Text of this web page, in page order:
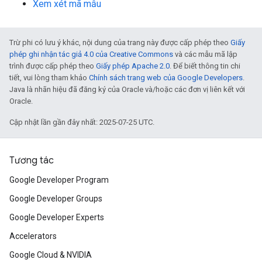
Xem xét mã mẫu
Trừ phi có lưu ý khác, nội dung của trang này được cấp phép theo Giấy
phép ghi nhận tác giả 4.0 của Creative Commons và các mẫu mã lập
trình được cấp phép theo Giấy phép Apache 2.0. Để biết thông tin chi
tiết, vui lòng tham khảo Chính sách trang web của Google Developers.
Java là nhãn hiệu đã đăng ký của Oracle và/hoặc các đơn vị liên kết với
Oracle.
Cập nhật lần gần đây nhất: 2025-07-25 UTC.
Tương tác
Google Developer Program
Google Developer Groups
Google Developer Experts
Accelerators
Google Cloud & NVIDIA